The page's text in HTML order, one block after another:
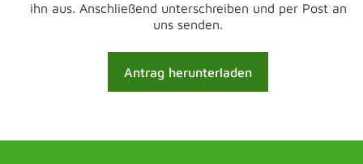
ihn aus. Anschließend unterschreiben und per Post an
uns senden.
Antrag herunterladen